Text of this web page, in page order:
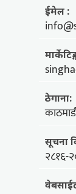
ईमेल :
ठेगाना:
सूचना
२८१६-